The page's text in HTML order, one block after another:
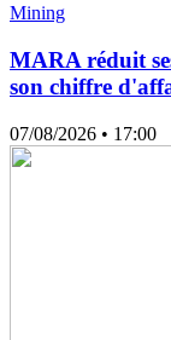
Mining
MARA réduit
son chiffre
07/08/2026 • 17:00